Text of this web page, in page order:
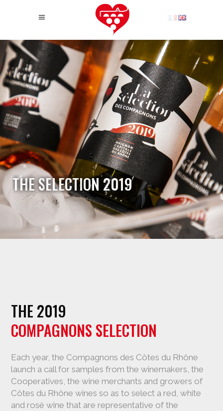
THESELECTION 2019
THE 2019
COMPAGNONS SELECTION
Each year, the Compagnons des Côtes du Rhône
launch a call for samples from the winemakers, the
Cooperatives, the wine merchants and growers of
Côtes du Rhône wines so as to select a red, white
and rosé wine that are representative of the